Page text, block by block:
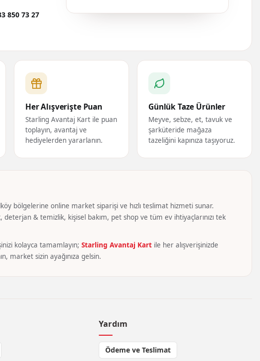
850 73 27
Her Alışverişte Puan
Starling Avantaj Kart ile puan
toplayın, avantaj ve
hediyelerden yararlanın.
Günlük Taze Ürünler
Meyve, sebze, et, tavuk ve
şarküteride mağaza
tazeliğini kapınıza taşıyoruz.
bölgelerine online market siparişi ve hızlı teslimat hizmeti sunar.
& temizlik, kişisel bakım, pet shop ve tüm ev ihtiyaçlarınızı tek
kolayca tamamlayın; Starling Avantaj Kart ile her alışverişinizde
market sizin ayağınıza gelsin.
Yardım
Ödeme ve Teslimat